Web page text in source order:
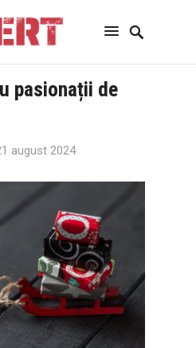
pasionații de
august 2024